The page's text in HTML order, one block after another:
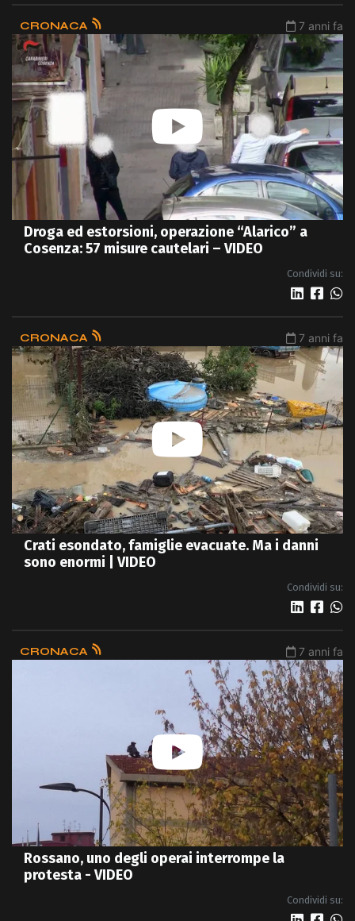
CRONACA 7 anni fa
Droga ed estorsioni, operazione “Alarico” a
Cosenza: 57 misure cautelari – VIDEO
Condividi su:
CRONACA 7 anni fa
Crati esondato, famiglie evacuate. Ma i danni
sono enormi | VIDEO
Condividi su:
CRONACA 7 anni fa
Rossano, uno degli operai interrompe la
protesta - VIDEO
Condividi su: